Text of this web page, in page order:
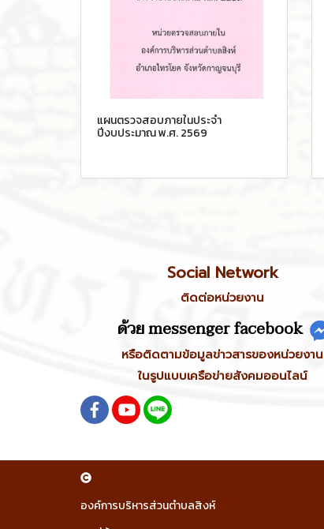
แผนตรวจสอบภายในประจำ
ปีงบประมาณ พ.ศ. 2569
Social Network
ติดต่อหน่วยงาน
ด้วย messenger facebook
หรือติดตามข้อมูลข่าวสารของหน่วยงาน
ในรูปแบบเครือข่ายสังคมออนไลน์
องค์การบริหารส่วนตำบลสิงห์